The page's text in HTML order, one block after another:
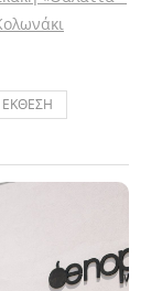
ΕΚΘΕΣΗ